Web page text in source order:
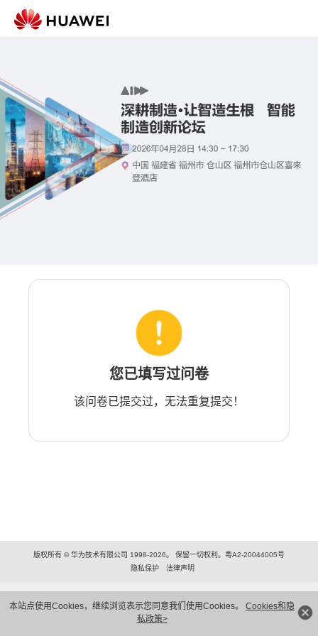
本站点使用Cookies，继续浏览表示您同意我们使用Cookies。 Cookies和隐
私政策>
您已填写过问卷
该问卷已提交过，无法重复提交！
版权所有 © 华为技术有限公司 1998-2026。 保留一切权利。粤A2-20044005号
隐私保护
法律声明